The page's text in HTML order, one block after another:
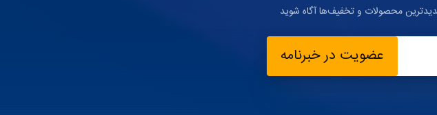
محصولات و تخفیف‌ها آگاه شوید
عضویت در خبرنامه